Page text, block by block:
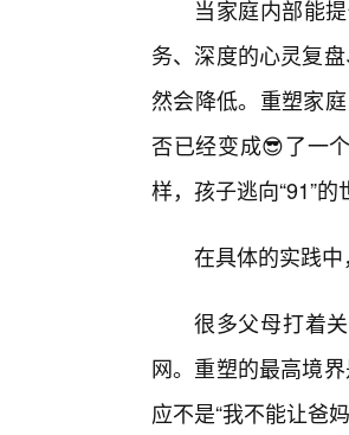
当家庭内部能
务、深度的心灵复
然会降低。重塑家
否已经变成😎了一
样，孩子逃向“91”
在具体的实践
很多父母打着
网。重塑的最高境
应不是“我不能让爸